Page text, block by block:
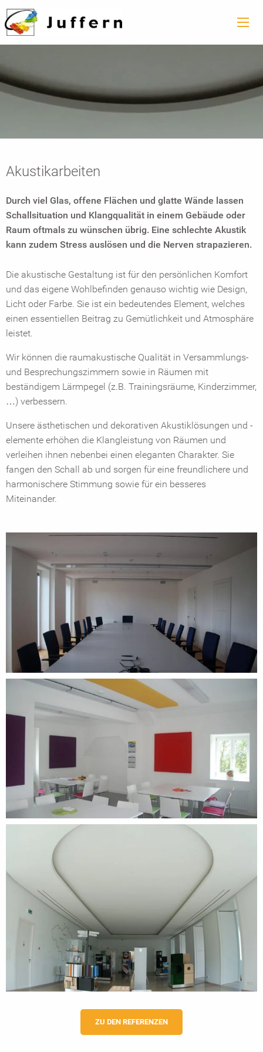
Akustikarbeiten
Durch viel Glas, offene Flächen und glatte Wände lassen
Schallsituation und Klangqualität in einem Gebäude oder
Raum oftmals zu wünschen übrig. Eine schlechte Akustik
kann zudem Stress auslösen und die Nerven strapazieren.
Die akustische Gestaltung ist für den persönlichen Komfort
und das eigene Wohlbefinden genauso wichtig wie Design,
Licht oder Farbe. Sie ist ein bedeutendes Element, welches
einen essentiellen Beitrag zu Gemütlichkeit und Atmosphäre
leistet.
Wir können die raumakustische Qualität in Versammlungs-
und Besprechungszimmern sowie in Räumen mit
beständigem Lärmpegel (z.B. Trainingsräume, Kinderzimmer,
…) verbessern.
Unsere ästhetischen und dekorativen Akustiklösungen und -
elemente erhöhen die Klangleistung von Räumen und
verleihen ihnen nebenbei einen eleganten Charakter. Sie
fangen den Schall ab und sorgen für eine freundlichere und
harmonischere Stimmung sowie für ein besseres
Miteinander.
ZU DEN REFERENZEN